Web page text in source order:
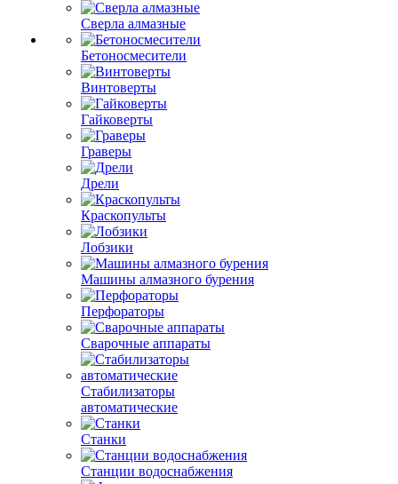
Сверла алмазные
Бетоносмесители
Винтоверты
Гайковерты
Граверы
Дрели
Краскопульты
Лобзики
Машины алмазного бурения
Перфораторы
Сварочные аппараты
Стабилизаторы
автоматические
Станки
Станции водоснабжения